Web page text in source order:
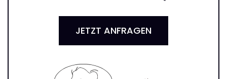
JETZT ANFRAGEN